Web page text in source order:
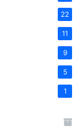
22
11
9
5
1